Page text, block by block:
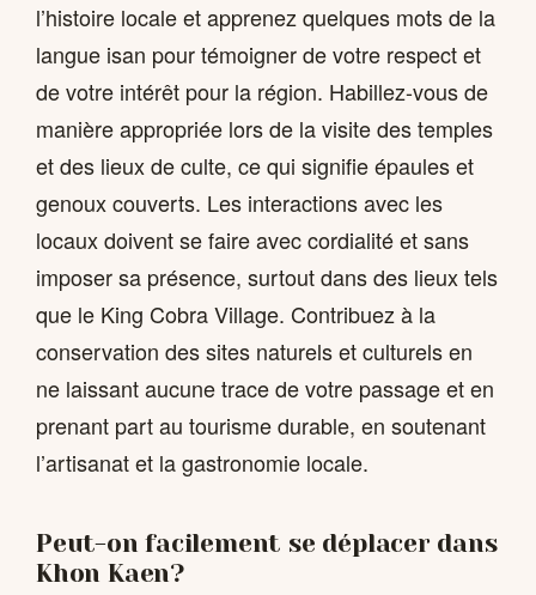
l’histoire locale et apprenez quelques mots de la
langue isan pour témoigner de votre respect et
de votre intérêt pour la région. Habillez-vous de
manière appropriée lors de la visite des temples
et des lieux de culte, ce qui signifie épaules et
genoux couverts. Les interactions avec les
locaux doivent se faire avec cordialité et sans
imposer sa présence, surtout dans des lieux tels
que le King Cobra Village. Contribuez à la
conservation des sites naturels et culturels en
ne laissant aucune trace de votre passage et en
prenant part au tourisme durable, en soutenant
l’artisanat et la gastronomie locale.
Peut-on facilement se déplacer dans
Khon Kaen?